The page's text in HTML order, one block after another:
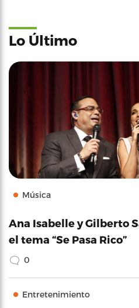
Lo Último
Música
Ana Isabelle y Gilberto
el tema “Se Pasa Rico”
0
Entretenimiento